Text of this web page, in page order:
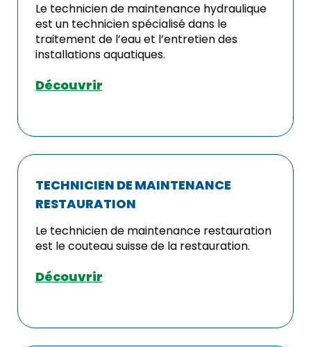
Le technicien de maintenance hydraulique
est un technicien spécialisé dans le
traitement de l’eau et l’entretien des
installations aquatiques.
Découvrir
TECHNICIEN DE MAINTENANCE
RESTAURATION
Le technicien de maintenance restauration
est le couteau suisse de la restauration.
Découvrir